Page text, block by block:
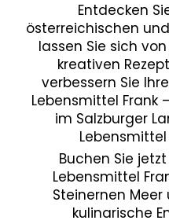
Entdecken
österreichischen
lassen Sie sich
kreativen
verbessern Sie
Lebensmittel Frank
im Salzburger
Buchen Sie
Lebensmittel
Steinernen
kulinarische